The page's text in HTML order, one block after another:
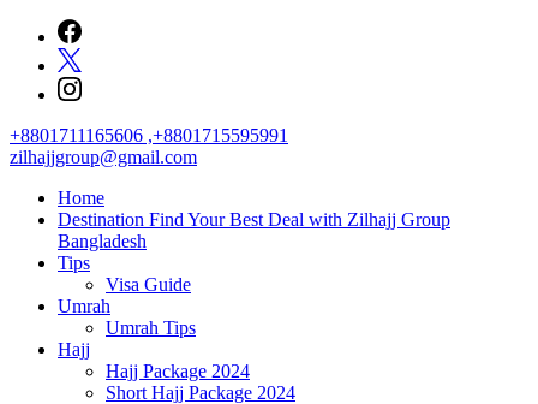
content
+8801711165606 ,+8801715595991
zilhajjgroup@gmail.com
Home
Destination Find Your Best Deal with Zilhajj Group
Bangladesh
Tips
Visa Guide
Umrah
Umrah Tips
Hajj
Hajj Package 2024
Short Hajj Package 2024